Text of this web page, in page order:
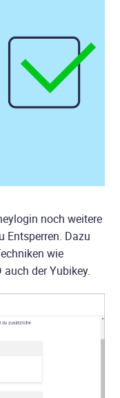
noch weitere
Entsperren. Dazu
wie
der Yubikey.